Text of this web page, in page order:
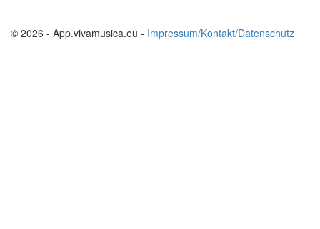
© 2026 - App.vivamusica.eu - Impressum/Kontakt/Datenschutz